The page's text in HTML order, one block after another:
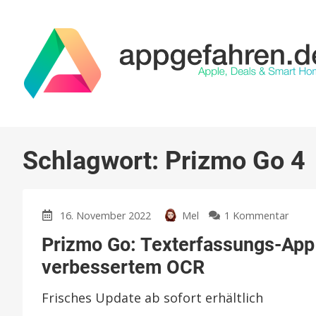
Schlagwort: Prizmo Go 4
16. November 2022 Mel 1 Kommentarzu
Go:
Prizmo Go: Texterfassungs-
verbessertem OCR
Frisches Update ab sofort erhältlich